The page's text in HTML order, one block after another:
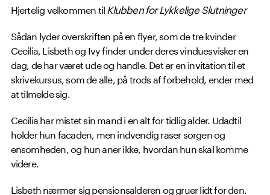
Hjertelig velkommen til Klubben for Lykkelige Slutninger
Sådan lyder overskriften på en flyer, som de tre kvinder
Cecilia, Lisbeth og Ivy finder under deres vinduesvisker en
dag, de har været ude og handle. Det er en invitation til et
skrivekursus, som de alle, på trods af forbehold, ender med
at tilmelde sig.
Cecilia har mistet sin mand i en alt for tidlig alder. Udadtil
holder hun facaden, men indvendig raser sorgen og
ensomheden, og hun aner ikke, hvordan hun skal komme
videre.
Lisbeth nærmer sig pensionsalderen og gruer lidt for den.